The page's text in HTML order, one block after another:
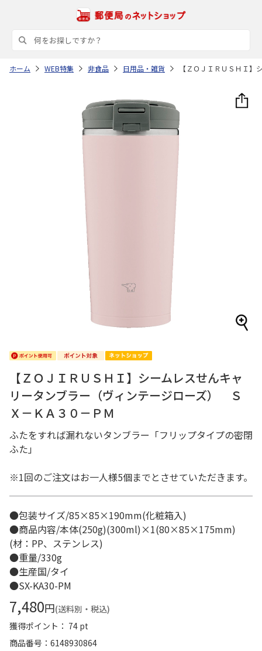
ホーム WEB特集 非食品 日用品・雑貨 【ＺＯＪＩＲＵＳＨＩ
【ＺＯＪＩＲＵＳＨＩ】シームレスせんキャ
リータンブラー（ヴィンテージローズ） Ｓ
Ｘ－ＫＡ３０－ＰＭ
ふたをすれば漏れないタンブラー「フリップタイプの密閉
ふた」
※1回のご注文はお一人様5個までとさせていただきます。
●包装サイズ/85×85×190mm(化粧箱入)
●商品内容/本体(250g)(300ml)×1(80×85×175mm)
(材：PP、ステンレス)
●重量/330g
●生産国/タイ
●SX-KA30-PM
7,480円(送料別・税込)
獲得ポイント： 74 pt
商品番号
6148930864